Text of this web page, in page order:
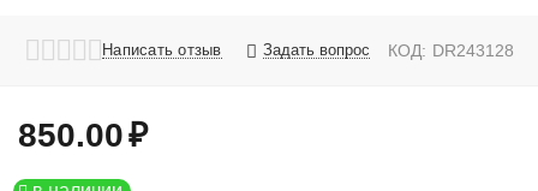
Написать отзыв Задать вопрос КОД: DR243128
850.00₽